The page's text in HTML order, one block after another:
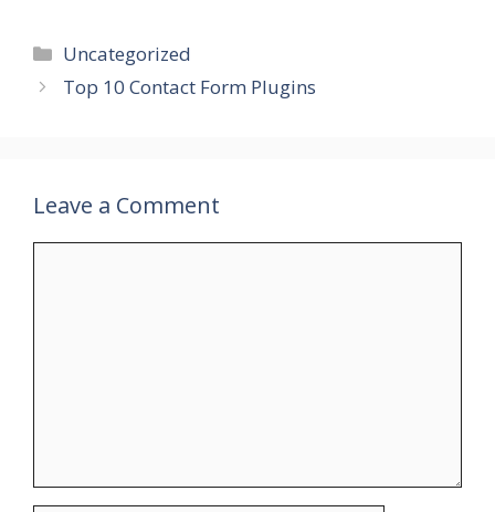
Categories
Uncategorized
Top 10 Contact Form Plugins
Leave a Comment